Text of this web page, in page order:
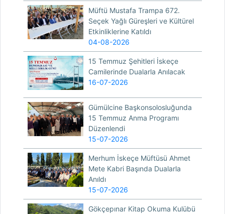
Müftü Mustafa Trampa 672.
Seçek Yağlı Güreşleri ve Kültürel
Etkinliklerine Katıldı
04-08-2026
15 Temmuz Şehitleri İskeçe
Camilerinde Dualarla Anılacak
16-07-2026
Gümülcine Başkonsolosluğunda
15 Temmuz Anma Programı
Düzenlendi
15-07-2026
Merhum İskeçe Müftüsü Ahmet
Mete Kabri Başında Dualarla
Anıldı
15-07-2026
Gökçepınar Kitap Okuma Kulübü